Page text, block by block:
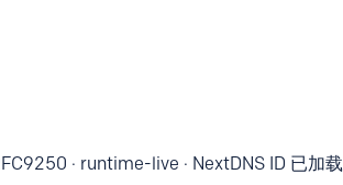
· runtime-live · NextDNS ID 已加载